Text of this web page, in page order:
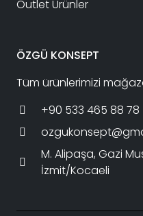
Outlet Ürünler
ÖZGÜ KONSEPT
Tüm ürünlerimizi
+90 533 465 88 78
M. Alipaşa, Gazi
İzmit/Kocaeli